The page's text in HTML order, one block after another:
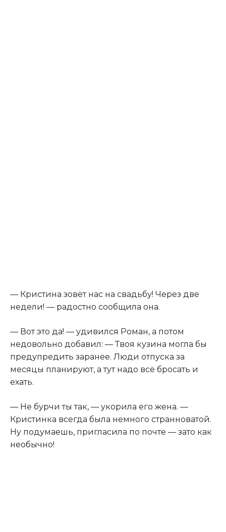
— Кристина зовёт нас на свадьбу! Через две
недели! — радостно сообщила она.
— Вот это да! — удивился Роман, а потом
недовольно добавил: — Твоя кузина могла бы
предупредить заранее. Люди отпуска за
месяцы планируют, а тут надо всё бросать и
ехать.
— Не бурчи ты так, — укорила его жена. —
Кристинка всегда была немного странноватой.
Ну подумаешь, пригласила по почте — зато как
необычно!